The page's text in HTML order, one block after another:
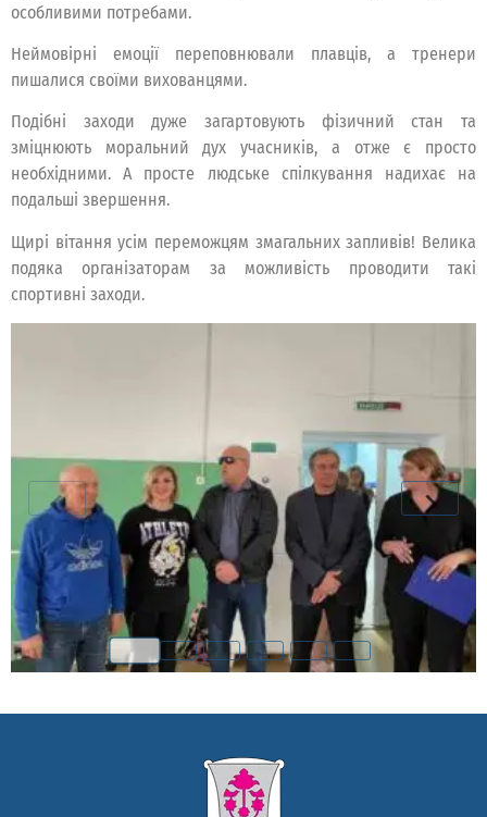
особливими потребами.
Неймовірні емоції переповнювали плавців, а тренери
пишалися своїми вихованцями.
Подібні заходи дуже загартовують фізичний стан та
зміцнюють моральний дух учасників, а отже є просто
необхідними. А просте людське спілкування надихає на
подальші звершення.
Щирі вітання усім переможцям змагальних запливів! Велика
подяка організаторам за можливість проводити такі
спортивні заходи.